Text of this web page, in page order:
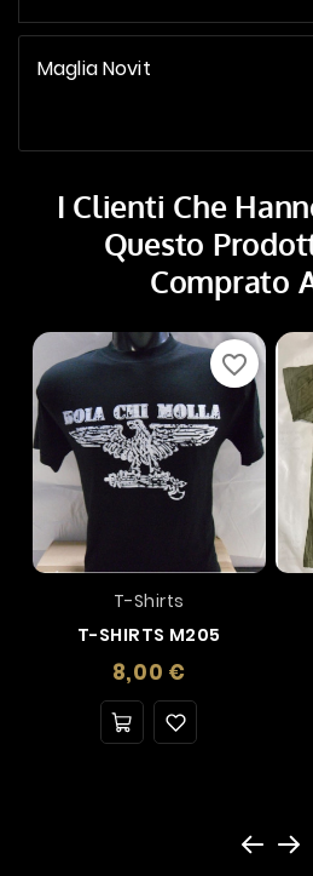
Maglia Novit
I Clienti Che
Questo
Comprato
T-Shirts
T-SHIRTS M205
8,00 €Prezzo
favorite_border